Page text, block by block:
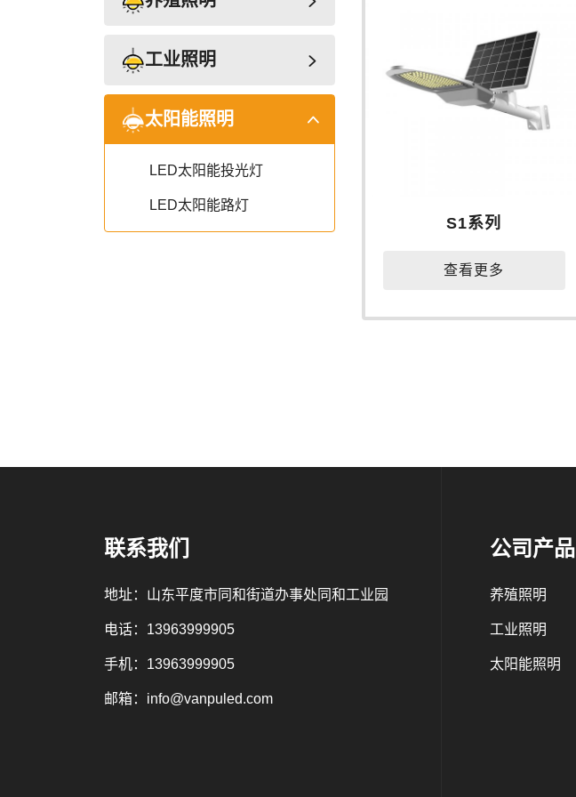
工业照明
太阳能照明
LED太阳能投光灯
LED太阳能路灯
S1系列
查看更多
联系我们
地址：山东平度市同和街道办事处同和工业园
电话： 13963999905
手机： 13963999905
邮箱： info@vanpuled.com
公司产品
养殖照明
工业照明
太阳能照明